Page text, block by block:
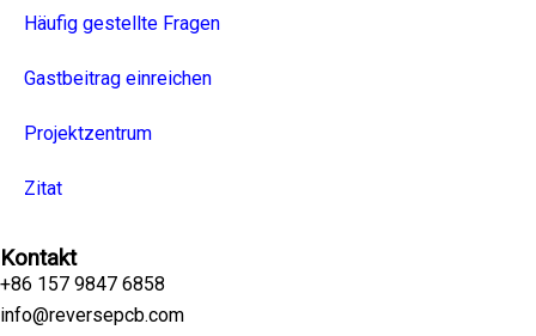
Häufig gestellte Fragen
Gastbeitrag einreichen
Projektzentrum
Zitat
Kontakt
+86 157 9847 6858
info@reversepcb.com